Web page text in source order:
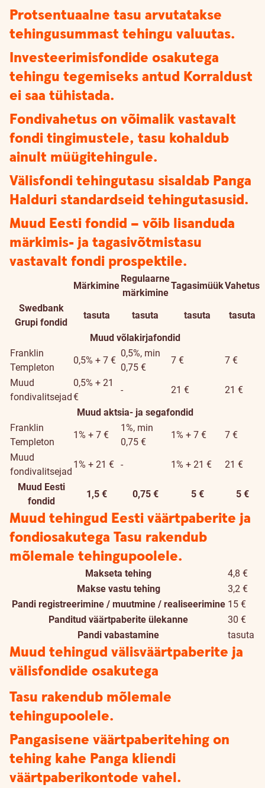
Protsentuaalne tasu arvutatakse
tehingusummast tehingu valuutas.
Investeerimisfondide osakutega
tehingu tegemiseks antud Korraldust
ei saa tühistada.
Fondivahetus on võimalik vastavalt
fondi tingimustele, tasu kohaldub
ainult müügitehingule.
Välisfondi tehingutasu sisaldab Panga
Halduri standardseid tehingutasusid.
Muud Eesti fondid – võib lisanduda
märkimis- ja tagasivõtmistasu
vastavalt fondi prospektile.
Märkimine
Regulaarne
märkimine
TagasimüükVahetus
Swedbank
Grupi fondid
tasuta tasuta tasuta
tasuta
Muud võlakirjafondid
Franklin
Templeton
0,5% + 7 €
0,5%, min
0,75 €
7 €
7 €
Muud
fondivalitsejad
0,5% + 21
€
- 21 €
21 €
Muud aktsia- ja segafondid
Franklin
Templeton
1% + 7 €
1%, min
0,75 €
1% + 7 €
7 €
Muud
fondivalitsejad
1% + 21 € - 1% + 21 €
21 €
Muud Eesti
fondid
1,5 € 0,75 € 5 € 5 €
Muud tehingud Eesti väärtpaberite ja
fondiosakutega Tasu rakendub
mõlemale tehingupoolele.
Makseta tehing
4,8 €
Makse vastu tehing
3,2 €
Pandi registreerimine / muutmine / realiseerimine 15 €
Panditud väärtpaberite ülekanne
30 €
Pandi vabastamine
tasuta
Muud tehingud välisväärtpaberite ja
välisfondide osakutega
Tasu rakendub mõlemale
tehingupoolele.
Pangasisene väärtpaberitehing on
tehing kahe Panga kliendi
väärtpaberikontode vahel.